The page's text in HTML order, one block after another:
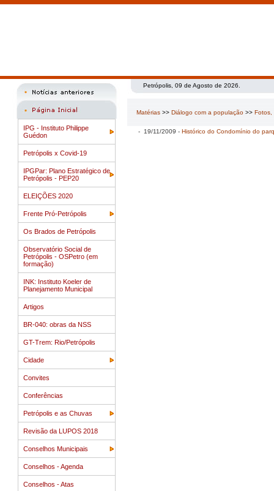
IPG - Instituto Philippe
Guédon
Petrópolis x Covid-19
IPGPar: Plano Estratégico de
Petrópolis - PEP20
ELEIÇÕES 2020
Frente Pró-Petrópolis
Os Brados de Petrópolis
Observatório Social de
Petrópolis - OSPetro (em
formação)
INK: Instituto Koeler de
Planejamento Municipal
Artigos
BR-040: obras da NSS
GT-Trem: Rio/Petrópolis
Cidade
Convites
Conferências
Petrópolis e as Chuvas
Revisão da LUPOS 2018
Conselhos Municipais
Conselhos - Agenda
Conselhos - Atas
Petrópolis, 09 de Agosto de 2026.
Matérias >> Diálogo com a população >> Fotos,
- 19/11/2009 - Histórico do Condomínio do